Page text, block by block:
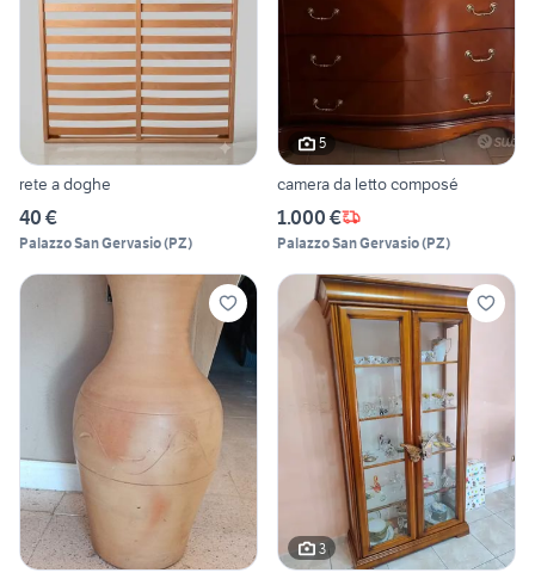
rete a doghe
40 €
Palazzo San Gervasio(PZ)
5
camera da letto composé
1.000 €
Palazzo San Gervasio(PZ)
3